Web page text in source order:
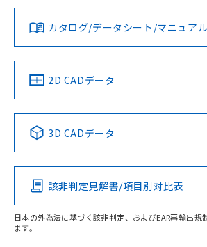
ダウンロードデータをご利用いただく前
みください。
ソフトウェアの使用条件
対応済み
中国 RoHS 注意事項・凡例
Pb Hg Cd
O
カタログ/データシート/マニュアル
2D CADデータ
3D CADデータ
該非判定見解書/項目別対比表
日本の外為法に基づく該非判定、およびEAR再輸出規
ます。